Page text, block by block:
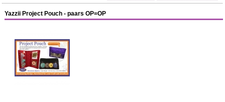
Yazzii Project Pouch - paars OP=OP